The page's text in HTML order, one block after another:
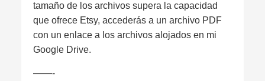
tamaño de los archivos supera la capacidad
que ofrece Etsy, accederás a un archivo PDF
con un enlace a los archivos alojados en mi
Google Drive.
——-